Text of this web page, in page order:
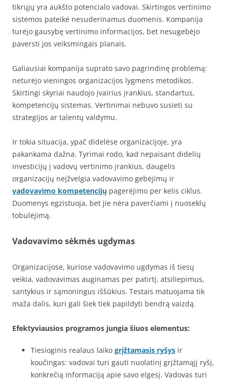
tikrųjų yra aukšto potencialo vadovai. Skirtingos vertinimo
sistemos pateikė nesuderinamus duomenis. Kompanija
turėjo gausybę vertinimo informacijos, bet nesugebėjo
paversti jos veiksmingais planais.
Galiausiai kompanija suprato savo pagrindinę problemą:
neturėjo vieningos organizacijos lygmens metodikos.
Skirtingi skyriai naudojo įvairius įrankius, standartus,
kompetencijų sistemas. Vertinimai nebuvo susieti su
strategijos ar talentų valdymu.
Ir tokia situacija, ypač didelėse organizacijoje, yra
pakankama dažna. Tyrimai rodo, kad nepaisant didelių
investicijų į vadovų vertinimo įrankius, daugelis
organizacijų neįžvelgia vadovavimo gebėjimų ir
vadovavimo kompetencijų pagerėjimo per kelis ciklus.
Duomenys egzistuoja, bet jie nėra paverčiami į nuoseklų
tobulėjimą.
Vadovavimo sėkmės ugdymas
Organizacijose, kuriose vadovavimo ugdymas iš tiesų
veikia, vadovavimas auginamas per patirtį, atsiliepimus,
santykius ir sąmoningus iššūkius. Testais matuojama tik
maža dalis, kuri gali šiek tiek papildyti bendrą vaizdą.
Efektyviausios programos jungia šiuos elementus:
Tiesioginis realaus laiko grįžtamasis ryšys ir
koučingas: vadovai turi gauti nuolatinį grįžtamąjį ryšį,
konkrečią informaciją apie savo elgesį. Vadovas turi